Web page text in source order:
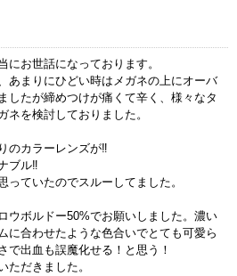
にお世話になっております。
あまりにひどい時はメガネの上にオーバ
したが締めつけが痛くて辛く、様々なタ
ネを検討しておりました。
のカラーレンズが‼︎
ブル‼︎
ていたのでスルーしてました。
ウボルドー50%でお願いしました。濃い
に合わせたような色合いでとても可愛ら
で出血も誤魔化せる！と思う！
ただきました。